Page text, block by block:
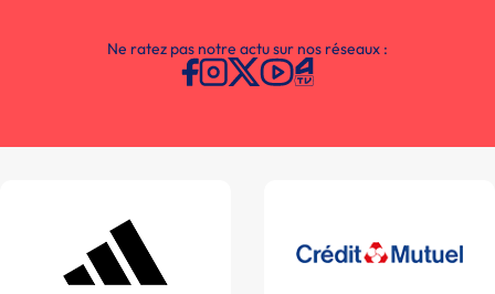
Ne ratez pas notre actu sur nos réseaux :